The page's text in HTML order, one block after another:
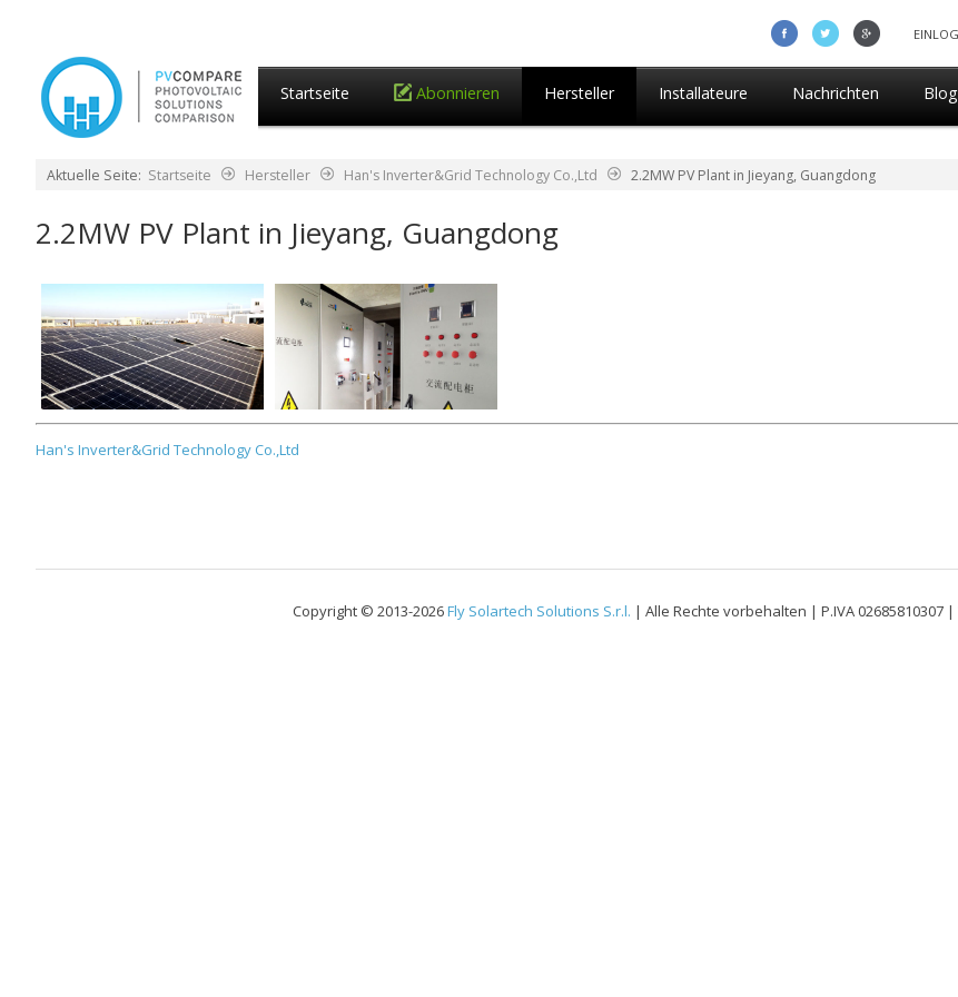
Startseite Abonnieren Hersteller Installateure Nachrichten Blog
Aktuelle Seite: Startseite Hersteller Han's Inverter&Grid Technology Co.,Ltd 2.2MW PV Plant in Jieyang, Guangdong
2.2MW PV Plant in Jieyang, Guangdong
Han's Inverter&Grid Technology Co.,Ltd
Copyright © 2013-2026Fly Solartech Solutions S.r.l. | Alle Rechte vorbehalten | P.IVA 02685810307 |